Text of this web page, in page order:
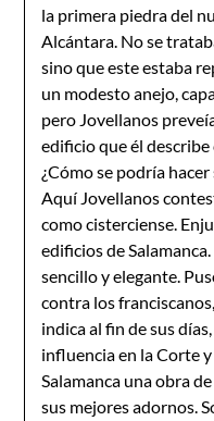
la primera piedra del
Alcántara. No se
sino que este estaba
un modesto anejo,
pero Jovellanos
edificio que él describe
¿Cómo se podría
Aquí Jovellanos
como cisterciense.
edificios de
sencillo y elegante.
contra los
indica al fin de sus
influencia en la Corte
Salamanca una obra
sus mejores adornos.